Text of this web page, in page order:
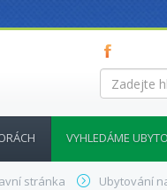
Zadejte
hledaný
VYHLEDÁME
stránka Ubytování